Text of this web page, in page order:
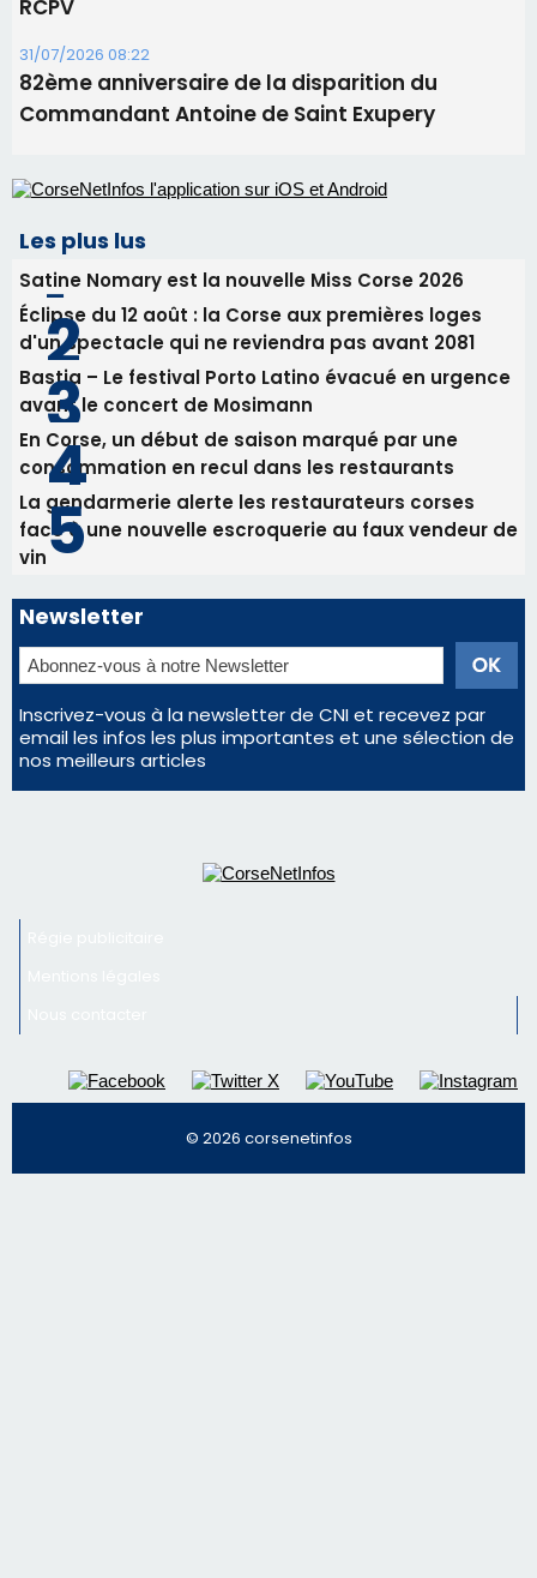
Les plus lus
Satine Nomary est la nouvelle Miss Corse 2026
Éclipse du 12 août : la Corse aux premières loges
d'un spectacle qui ne reviendra pas avant 2081
avant le concert de Mosimann
consommation en recul dans les restaurants
La gendarmerie alerte les restaurateurs corses
face à une nouvelle escroquerie au faux vendeur de
vin
Newsletter
Inscrivez-vous à la newsletter de CNI et recevez par
email les infos les plus importantes et une sélection de
nos meilleurs articles
Régie publicitaire
Mentions légales
Nous contacter